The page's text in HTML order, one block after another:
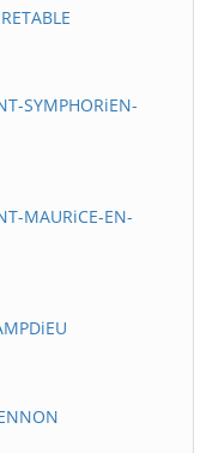
SYMPHORiEN-
MAURiCE-EN-